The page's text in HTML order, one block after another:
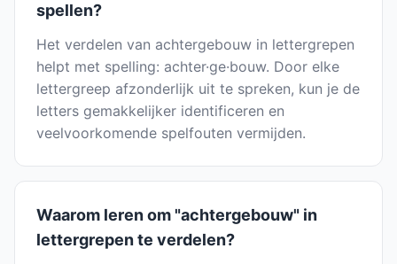
spellen?
Het verdelen van achtergebouw in lettergrepen
helpt met spelling: achter·ge·bouw. Door elke
lettergreep afzonderlijk uit te spreken, kun je de
letters gemakkelijker identificeren en
veelvoorkomende spelfouten vermijden.
Waarom leren om "achtergebouw" in
lettergrepen te verdelen?